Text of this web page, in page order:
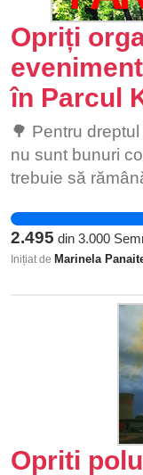
Opriți
în Parcul
🌳 Pentru
nu sunt bunuri
trebuie să
Pentru
pentru „Lumina
istorici din
Orice afectare a
ireversibilă. 🌳
Interesul public
scurt sau
„culturale”.
natură,
patrimoniului
2.495 din 3.000
Inițiat de Marinela
Opriti